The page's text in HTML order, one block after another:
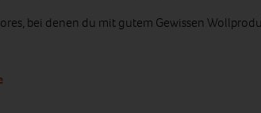
bei denen du mit gutem Gewissen